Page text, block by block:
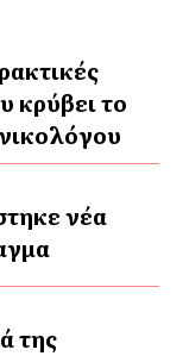
κρύβει το
νέα
της